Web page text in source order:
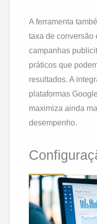
A ferramenta
taxa de conversão
campanhas
práticos que
resultados. A
plataformas
maximiza ainda
desempenho.